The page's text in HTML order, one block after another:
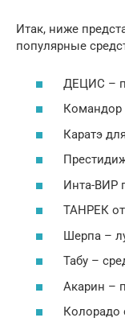
Итак, ниже
популярные
ДЕЦИС –
Командор
Каратэ
Инта-ВИР
ТАНРЕК от
Шерпа –
Табу –
Акарин –
Колорадо